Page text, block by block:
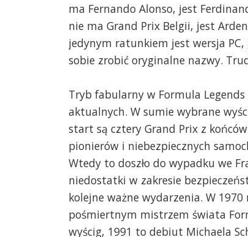
ma Fernando Alonso, jest
nie ma Grand Prix Belgii, jest
jedynym ratunkiem jest wersja
sobie zrobić oryginalne nazwy.
Tryb fabularny w Formula
aktualnych. W sumie wybrane
start są cztery Grand Prix z
pionierów i niebezpiecznych
Wtedy to doszło do wypadku we
niedostatki w zakresie
kolejne ważne wydarzenia. W
pośmiertnym mistrzem świata
wyścig, 1991 to debiut Michaela